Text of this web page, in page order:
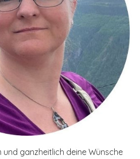
und ganzheitlich deine Wünsche